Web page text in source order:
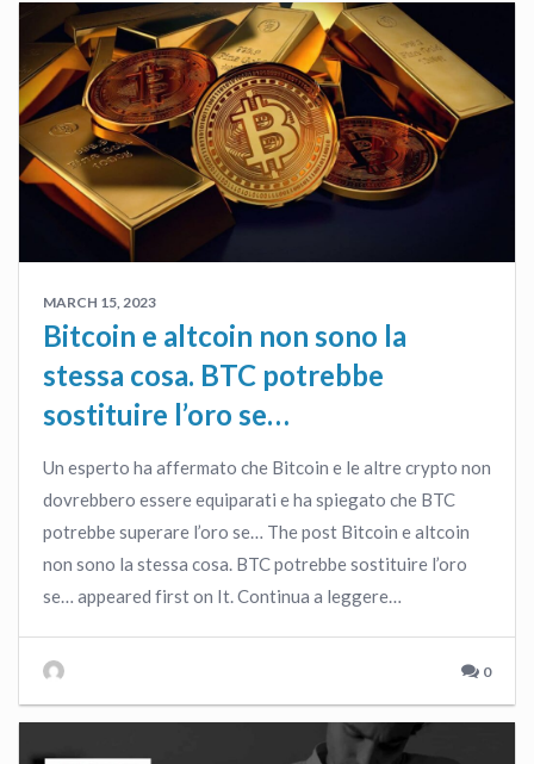
MARCH 15, 2023
Bitcoin e altcoin non sono la
stessa cosa. BTC potrebbe
sostituire l’oro se…
Un esperto ha affermato che Bitcoin e le altre crypto non
dovrebbero essere equiparati e ha spiegato che BTC
potrebbe superare l’oro se… The post Bitcoin e altcoin
non sono la stessa cosa. BTC potrebbe sostituire l’oro
se… appeared first on It. Continua a leggere…
0